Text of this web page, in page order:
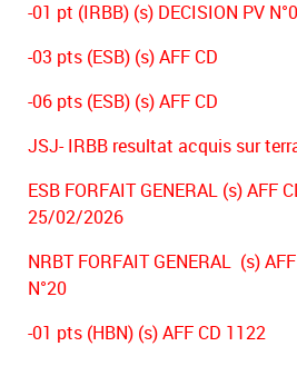
-01 pt (IRBB) (s) DECISION PV
-03 pts (ESB) (s) AFF CD
-06 pts (ESB) (s) AFF CD
JSJ- IRBB resultat acquis sur
ESB FORFAIT GENERAL (s) AFF
25/02/2026
NRBT FORFAIT GENERAL (s)
N°20
-01 pts (HBN) (s) AFF CD 1122